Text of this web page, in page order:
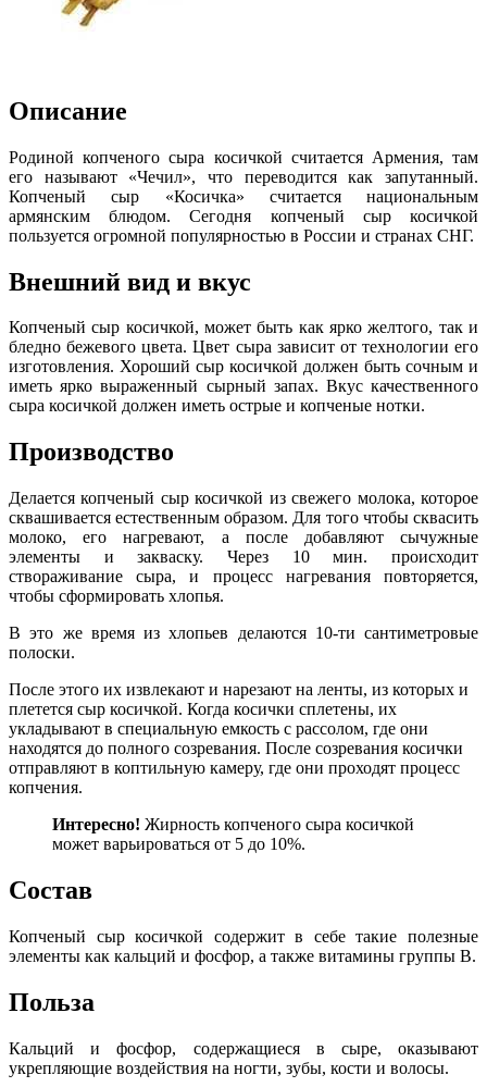
Описание
Родиной копченого сыра косичкой считается Армения, там
его называют «Чечил», что переводится как запутанный.
Копченый сыр «Косичка» считается национальным
армянским блюдом. Сегодня копченый сыр косичкой
пользуется огромной популярностью в России и странах СНГ.
Внешний вид и вкус
Копченый сыр косичкой, может быть как ярко желтого, так и
бледно бежевого цвета. Цвет сыра зависит от технологии его
изготовления. Хороший сыр косичкой должен быть сочным и
иметь ярко выраженный сырный запах. Вкус качественного
сыра косичкой должен иметь острые и копченые нотки.
Производство
Делается копченый сыр косичкой из свежего молока, которое
сквашивается естественным образом. Для того чтобы сквасить
молоко, его нагревают, а после добавляют сычужные
элементы и закваску. Через 10 мин. происходит
створаживание сыра, и процесс нагревания повторяется,
чтобы сформировать хлопья.
В это же время из хлопьев делаются 10-ти сантиметровые
полоски.
После этого их извлекают и нарезают на ленты, из которых и
плетется сыр косичкой. Когда косички сплетены, их
укладывают в специальную емкость с рассолом, где они
находятся до полного созревания. После созревания косички
отправляют в коптильную камеру, где они проходят процесс
копчения.
Интересно! Жирность копченого сыра косичкой
может варьироваться от 5 до 10%.
Состав
Копченый сыр косичкой содержит в себе такие полезные
элементы как кальций и фосфор, а также витамины группы В.
Польза
Кальций и фосфор, содержащиеся в сыре, оказывают
укрепляющие воздействия на ногти, зубы, кости и волосы.